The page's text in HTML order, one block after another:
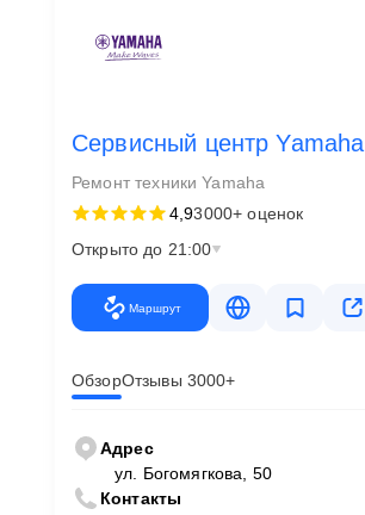
Сервисный центр Yamaha
Ремонт техники Yamaha
4,93000+ оценок
Открыто до 21:00
Маршрут
ОбзорОтзывы 3000+
Адрес
ул. Богомягкова, 50
Контакты